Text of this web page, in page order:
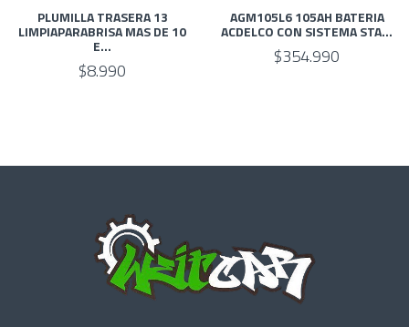
PLUMILLA TRASERA 13
LIMPIAPARABRISA MAS DE 10
E...
$8.990
AGM105L6 105AH BATERIA
ACDELCO CON SISTEMA STA...
$354.990